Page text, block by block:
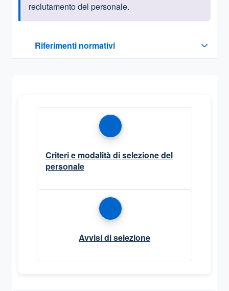
reclutamento del personale.
Riferimenti normativi
Sezione compressa
Criteri e modalità di selezione del
personale
Avvisi di selezione